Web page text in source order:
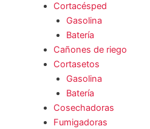
Cortacésped
Gasolina
Batería
Cañones de riego
Cortasetos
Gasolina
Batería
Cosechadoras
Fumigadoras